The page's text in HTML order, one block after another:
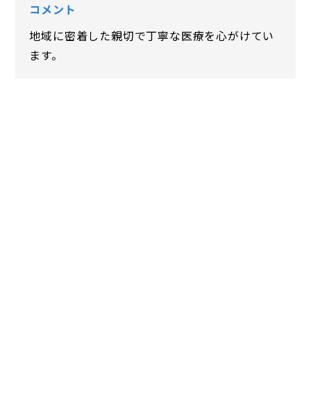
コメント
地域に密着した親切で丁寧な医療を心がけてい
ます。